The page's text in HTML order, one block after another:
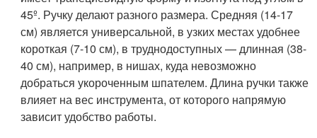
45º. Ручку делают разного размера. Средняя (14-17
см) является универсальной, в узких местах удобнее
короткая (7-10 см), в труднодоступных — длинная (38-
40 см), например, в нишах, куда невозможно
добраться укороченным шпателем. Длина ручки также
влияет на вес инструмента, от которого напрямую
зависит удобство работы.